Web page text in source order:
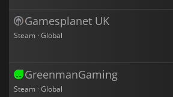
Gamesplanet UK
Steam · Global
GreenmanGaming
Steam · Global